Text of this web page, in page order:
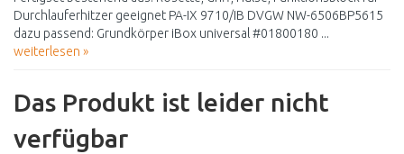
Durchlauferhitzer geeignet PA-IX 9710/IB DVGW NW-6506BP5615
dazu passend: Grundkörper iBox universal #01800180 ...
weiterlesen »
Das Produkt ist leider nicht
verfügbar